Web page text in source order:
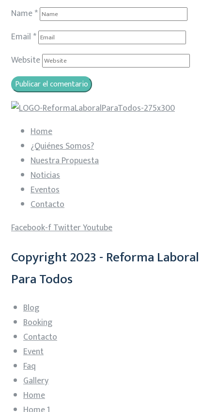
Name*
Email *
Website
Home
¿Quiénes Somos?
Nuestra Propuesta
Noticias
Eventos
Contacto
Facebook-fTwitterYoutube
Copyright 2023 - Reforma Laboral
Para Todos
Blog
Booking
Contacto
Event
Faq
Gallery
Home